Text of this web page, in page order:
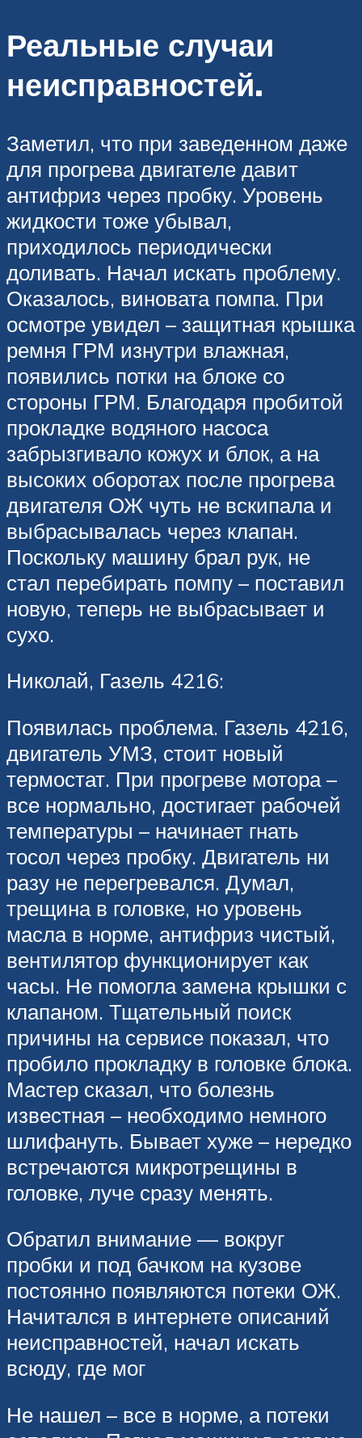
Реальные случаи
неисправностей.
Заметил, что при заведенном даже
для прогрева двигателе давит
антифриз через пробку. Уровень
жидкости тоже убывал,
приходилось периодически
доливать. Начал искать проблему.
Оказалось, виновата помпа. При
осмотре увидел – защитная крышка
ремня ГРМ изнутри влажная,
появились потки на блоке со
стороны ГРМ. Благодаря пробитой
прокладке водяного насоса
забрызгивало кожух и блок, а на
высоких оборотах после прогрева
двигателя ОЖ чуть не вскипала и
выбрасывалась через клапан.
Поскольку машину брал рук, не
стал перебирать помпу – поставил
новую, теперь не выбрасывает и
сухо.
Николай, Газель 4216:
Появилась проблема. Газель 4216,
двигатель УМЗ, стоит новый
термостат. При прогреве мотора –
все нормально, достигает рабочей
температуры – начинает гнать
тосол через пробку. Двигатель ни
разу не перегревался. Думал,
трещина в головке, но уровень
масла в норме, антифриз чистый,
вентилятор функционирует как
часы. Не помогла замена крышки с
клапаном. Тщательный поиск
причины на сервисе показал, что
пробило прокладку в головке блока.
Мастер сказал, что болезнь
известная – необходимо немного
шлифануть. Бывает хуже – нередко
встречаются микротрещины в
головке, луче сразу менять.
Обратил внимание — вокруг
пробки и под бачком на кузове
постоянно появляются потеки ОЖ.
Начитался в интернете описаний
неисправностей, начал искать
всюду, где мог
Не нашел – все в норме, а потеки